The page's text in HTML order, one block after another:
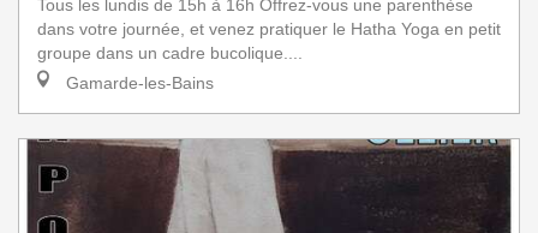
Tous les lundis de 15h à 16h Offrez-vous une parenthèse
dans votre journée, et venez pratiquer le Hatha Yoga en petit
groupe dans un cadre bucolique....
Gamarde-les-Bains